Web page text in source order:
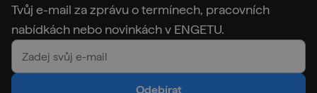
Tvůj e-mail za zprávu o termínech, pracovních
nabídkách nebo novinkách v ENGETU.
Odebírat